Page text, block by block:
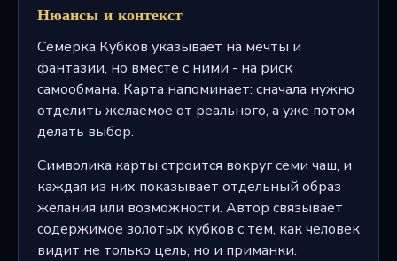
Нюансы и контекст
Семерка Кубков указывает на мечты и
фантазии, но вместе с ними - на риск
самообмана. Карта напоминает: сначала нужно
отделить желаемое от реального, а уже потом
делать выбор.
Символика карты строится вокруг семи чаш, и
каждая из них показывает отдельный образ
желания или возможности. Автор связывает
содержимое золотых кубков с тем, как человек
видит не только цель, но и приманки.